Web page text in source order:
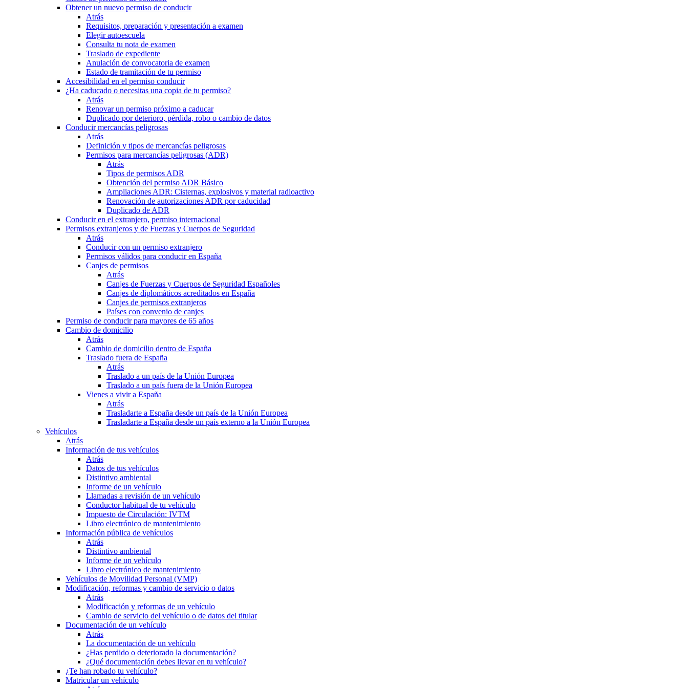
Obtener un nuevo permiso de conducir
Atrás
Requisitos, preparación y presentación a examen
Elegir autoescuela
Consulta tu nota de examen
Traslado de expediente
Anulación de convocatoria de examen
Estado de tramitación de tu permiso
Accesibilidad en el permiso conducir
¿Ha caducado o necesitas una copia de tu permiso?
Atrás
Renovar un permiso próximo a caducar
Duplicado por deterioro, pérdida, robo o cambio de datos
Conducir mercancías peligrosas
Atrás
Definición y tipos de mercancías peligrosas
Permisos para mercancías peligrosas (ADR)
Atrás
Tipos de permisos ADR
Obtención del permiso ADR Básico
Ampliaciones ADR: Cisternas, explosivos y material radioactivo
Renovación de autorizaciones ADR por caducidad
Duplicado de ADR
Conducir en el extranjero, permiso internacional
Permisos extranjeros y de Fuerzas y Cuerpos de Seguridad
Atrás
Conducir con un permiso extranjero
Permisos válidos para conducir en España
Canjes de permisos
Atrás
Canjes de Fuerzas y Cuerpos de Seguridad Españoles
Canjes de diplomáticos acreditados en España
Canjes de permisos extranjeros
Países con convenio de canjes
Permiso de conducir para mayores de 65 años
Cambio de domicilio
Atrás
Cambio de domicilio dentro de España
Traslado fuera de España
Atrás
Traslado a un país de la Unión Europea
Traslado a un país fuera de la Unión Europea
Vienes a vivir a España
Atrás
Trasladarte a España desde un país de la Unión Europea
Trasladarte a España desde un país externo a la Unión Europea
Vehículos
Atrás
Información de tus vehículos
Atrás
Datos de tus vehículos
Distintivo ambiental
Informe de un vehículo
Llamadas a revisión de un vehículo
Conductor habitual de tu vehículo
Impuesto de Circulación: IVTM
Libro electrónico de mantenimiento
Información pública de vehículos
Atrás
Distintivo ambiental
Informe de un vehículo
Libro electrónico de mantenimiento
Vehículos de Movilidad Personal (VMP)
Modificación, reformas y cambio de servicio o datos
Atrás
Modificación y reformas de un vehículo
Cambio de servicio del vehículo o de datos del titular
Documentación de un vehículo
Atrás
La documentación de un vehículo
¿Has perdido o deteriorado la documentación?
¿Qué documentación debes llevar en tu vehículo?
¿Te han robado tu vehículo?
Matricular un vehículo